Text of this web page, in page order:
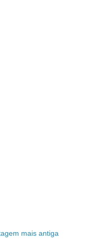
mais antiga